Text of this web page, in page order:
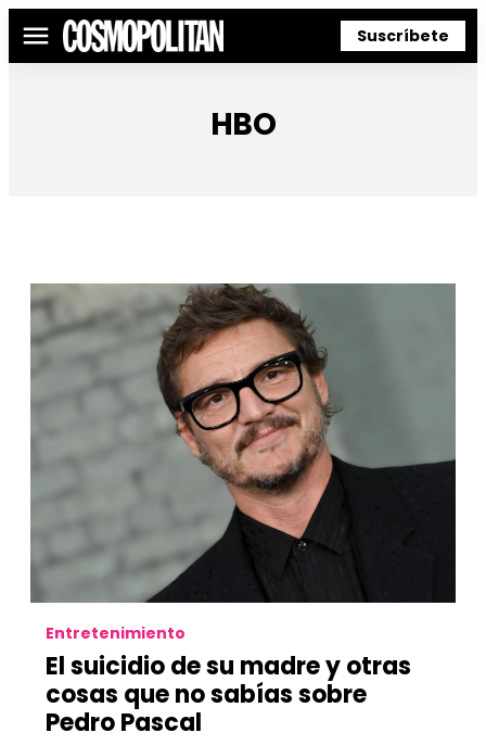
Menú Suscríbete
HBO
Entretenimiento
El suicidio de su madre y otras
cosas que no sabías sobre
Pedro Pascal